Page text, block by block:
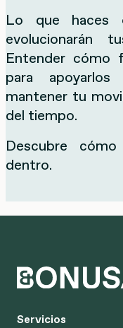
Lo que haces
evolucionarán
Entender cómo
para
mantener tu
del tiempo.
Descubre
dentro.
Servicios